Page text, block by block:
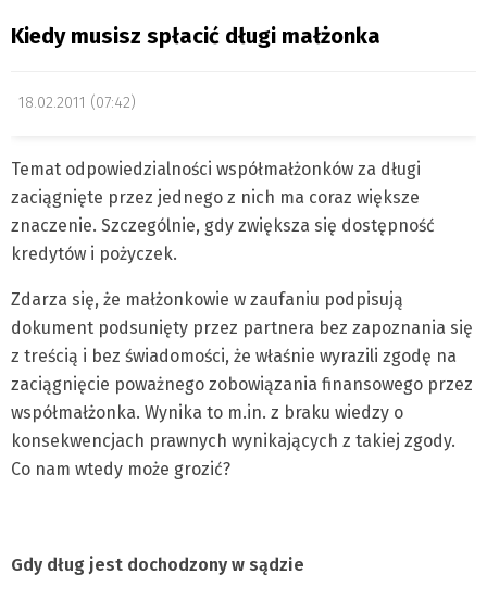
Kiedy musisz spłacić długi małżonka
18.02.2011 (07:42)
Temat odpowiedzialności współmałżonków za długi
zaciągnięte przez jednego z nich ma coraz większe
znaczenie. Szczególnie, gdy zwiększa się dostępność
kredytów i pożyczek.
Zdarza się, że małżonkowie w zaufaniu podpisują
dokument podsunięty przez partnera bez zapoznania się
z treścią i bez świadomości, że właśnie wyrazili zgodę na
zaciągnięcie poważnego zobowiązania finansowego przez
współmałżonka. Wynika to m.in. z braku wiedzy o
konsekwencjach prawnych wynikających z takiej zgody.
Co nam wtedy może grozić?
Gdy dług jest dochodzony w sądzie